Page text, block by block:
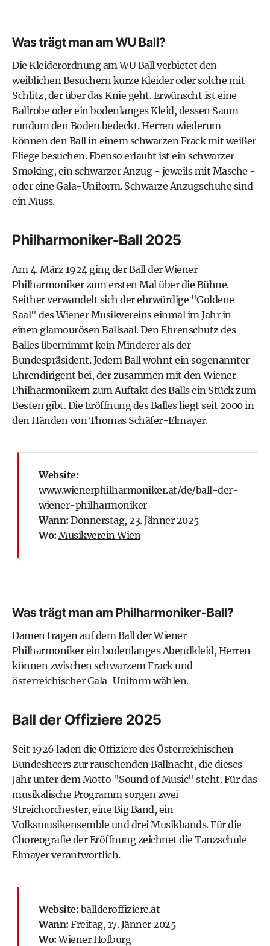
Was trägt man am WU Ball?
Die Kleiderordnung am WU Ballverbietet den
weiblichen Besuchern kurze Kleider oder solche mit
Schlitz, der über das Knie geht. Erwünscht ist eine
Ballrobe oder ein bodenlanges Kleid, dessen Saum
rundum den Boden bedeckt. Herren wiederum
können den Ball in einem schwarzen Frack mit weißer
Fliege besuchen. Ebenso erlaubt ist ein schwarzer
Smoking, ein schwarzer Anzug - jeweils mit Masche -
oder eine Gala-Uniform. Schwarze Anzugschuhe sind
ein Muss.
Philharmoniker-Ball 2025
Am 4. März 1924 ging der Ball der Wiener
Philharmoniker zum ersten Mal über die Bühne.
Seither verwandelt sich der ehrwürdige "Goldene
Saal" desWiener Musikvereinseinmal im Jahr in
einen glamourösen Ballsaal. Den Ehrenschutz des
Balles übernimmt kein Minderer als der
Bundespräsident. Jedem Ball wohnt ein sogenannter
Ehrendirigent bei, der zusammen mit den Wiener
Philharmonikern zum Auftakt des Balls ein Stück zum
Besten gibt. Die Eröffnung des Balles liegt seit 2000 in
den Händen von Thomas Schäfer-Elmayer.
Website:
www.wienerphilharmoniker.at/de/ball-der-
wiener-philharmoniker
Wann: Donnerstag, 23. Jänner 2025
Wo: Musikverein Wien
Was trägt man am Philharmoniker-Ball?
Damen tragen auf dem Ball der Wiener
Philharmoniker ein bodenlanges Abendkleid, Herren
können zwischen schwarzem Frack und
österreichischer Gala-Uniform wählen.
Ball der Offiziere 2025
Seit 1926 laden die Offiziere des Österreichischen
Bundesheers zur rauschenden Ballnacht, die dieses
Jahr unter dem Motto "Sound of Music" steht. Für das
musikalische Programm sorgen zwei
Streichorchester, eine Big Band, ein
Volksmusikensemble und drei Musikbands. Für die
Choreografie der Eröffnung zeichnet die Tanzschule
Elmayer verantwortlich.
Website: ballderoffiziere.at
Wann: Freitag, 17. Jänner 2025
Wo:Wiener Hofburg